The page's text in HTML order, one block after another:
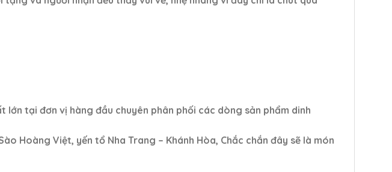
lớn tại đơn vị hàng đầu chuyên phân phối các dòng sản phẩm dinh
Hoàng Việt, yến tổ Nha Trang – Khánh Hòa, Chắc chắn đây sẽ là món